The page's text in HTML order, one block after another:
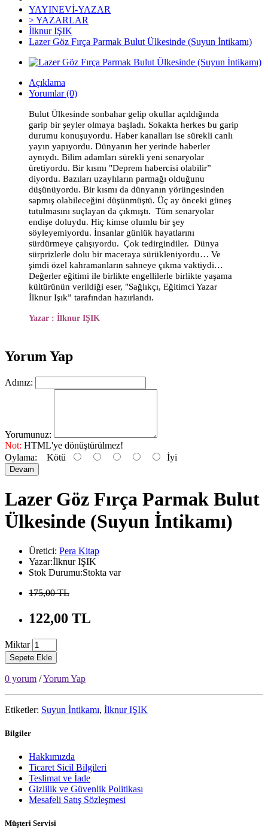
YAYINEVİ-YAZAR
> YAZARLAR
İlknur IŞIK
Lazer Göz Fırça Parmak Bulut Ülkesinde (Suyun İntikamı)
Açıklama
Yorumlar (0)
Bulut Ülkesinde sonbahar gelip okullar açıldığında
garip bir şeyler olmaya başladı. Sokakta herkes bu garip
durumu konuşuyordu. Haber kanalları ise sürekli canlı
yayın yapıyordu. Dünyanın her yerinde haberler
aynıydı. Bilim adamları sürekli yeni senaryolar
üretiyordu. Bir kısmı "Deprem habercisi olabilir”
diyordu. Bazıları uzaylıların parmağı olduğunu
düşünüyordu. Bir kısmı da dünyanın yörüngesinden
sapmış olabileceğini düşünmüştü. Üç ay önceki güneş
tutulmasını suçlayan da çıkmıştı. Tüm senaryolar
endişe doluydu. Hiç kimse olumlu bir şey
söyleyemiyordu. İnsanlar günlük hayatlarını
sürdürmeye çalışıyordu. Çok tedirgindiler. Dünya
sürprizlerle dolu bir maceraya sürükleniyordu… Ve
şimdi özel kahramanların sahneye çıkma vaktiydi…
Değerler eğitimi ile birlikte engellilerle birlikte yaşama
kültürünün verildiği eser, "Sağlıkçı, Eğitimci Yazar
İlknur Işık” tarafından hazırlandı.
Yazar : İlknur IŞIK
Yorum Yap
Adınız:
Yorumunuz:
Not: HTML'ye dönüştürülmez!
Oylama: Kötü İyi
Devam
Lazer Göz Fırça Parmak Bulut
Ülkesinde (Suyun İntikamı)
Üretici: Pera Kitap
Yazar:İlknur IŞIK
Stok Durumu:Stokta var
175,00 TL
122,00 TL
Miktar
Sepete Ekle
0 yorum /Yorum Yap
Etiketler: Suyun İntikamı, İlknur IŞIK
Bilgiler
Hakkımızda
Ticaret Sicil Bilgileri
Teslimat ve İade
Gizlilik ve Güvenlik Politikası
Mesafeli Satış Sözleşmesi
Müşteri Servisi